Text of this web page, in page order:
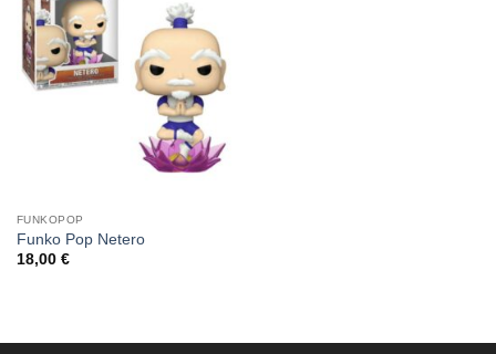
alla lista
dei
desideri
FUNKOPOP
Funko Pop Netero
18,00 €